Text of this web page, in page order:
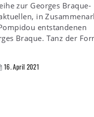
zur Georges Braque-
in
entstandenen
Braque. Tanz der
16. April 2021